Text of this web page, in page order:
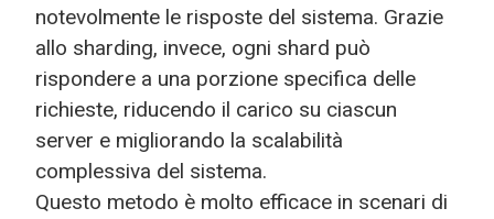
notevolmente le risposte del sistema. Grazie
allo sharding, invece, ogni shard può
rispondere a una porzione specifica delle
richieste, riducendo il carico su ciascun
server e migliorando la scalabilità
complessiva del sistema.
Questo metodo è molto efficace in scenari di